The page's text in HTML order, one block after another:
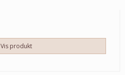
Vis produkt